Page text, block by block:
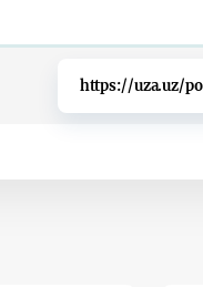
https://uza.uz/